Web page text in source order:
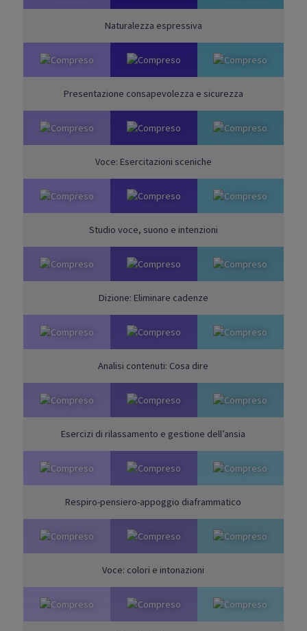
Naturalezza espressiva
Presentazione consapevolezza e sicurezza
Voce: Esercitazioni sceniche
Studio voce, suono e intenzioni
Dizione: Eliminare cadenze
Analisi contenuti: Cosa dire
Esercizi di rilassamento e gestione dell’ansia
Respiro-pensiero-appoggio diaframmatico
Voce: colori e intonazioni